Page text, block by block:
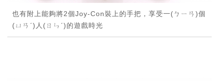
也有附上能夠將2個Joy-Con裝上的手把，享受一(ㄅㄧㄢ)個
(ㄩㄢˊ)人(ㄖㄣˊ)的遊戲時光